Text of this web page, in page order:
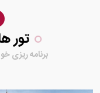
تور
برنامه ریزی